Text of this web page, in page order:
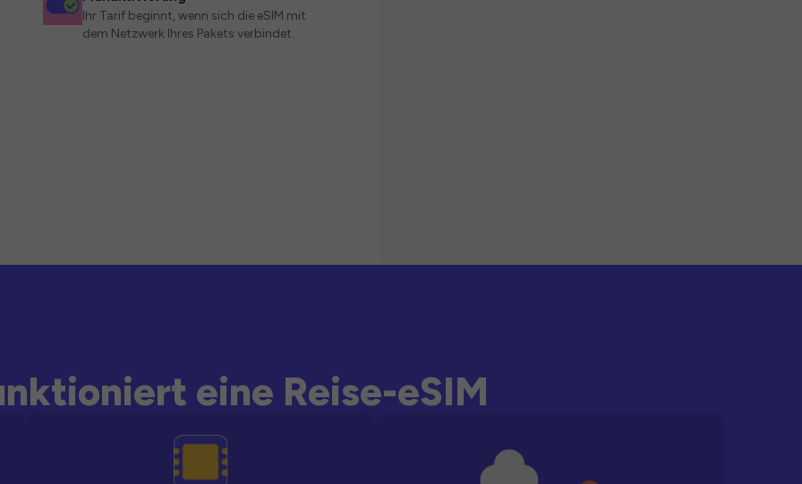
Ihr Tarif beginnt, wenn sich die eSIM mit
dem Netzwerk Ihres Pakets verbindet.
eine Reise-eSIM